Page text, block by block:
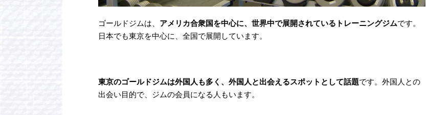
ゴールドジムは、 アメリカ合衆国を中心に、世界中で展開されているトレーニングジムです。
日本でも東京を中心に、全国で展開しています。
東京のゴールドジムは外国人も多く、外国人と出会えるスポットとして話題です。外国人との
出会い目的で、ジムの会員になる人もいます。